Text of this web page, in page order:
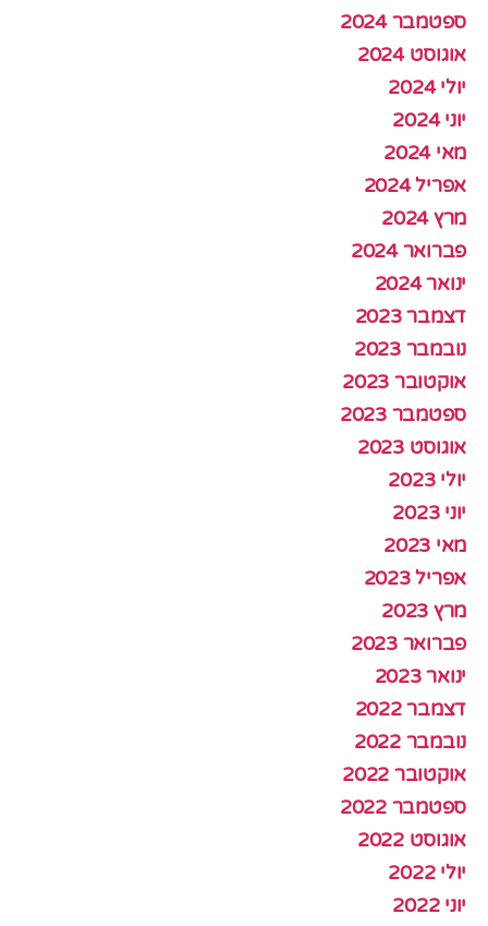
ספטמבר 2024
אוגוסט 2024
יולי 2024
יוני 2024
מאי 2024
אפריל 2024
מרץ 2024
פברואר 2024
ינואר 2024
דצמבר 2023
נובמבר 2023
אוקטובר 2023
ספטמבר 2023
אוגוסט 2023
יולי 2023
יוני 2023
מאי 2023
אפריל 2023
מרץ 2023
פברואר 2023
ינואר 2023
דצמבר 2022
נובמבר 2022
אוקטובר 2022
ספטמבר 2022
אוגוסט 2022
יולי 2022
יוני 2022